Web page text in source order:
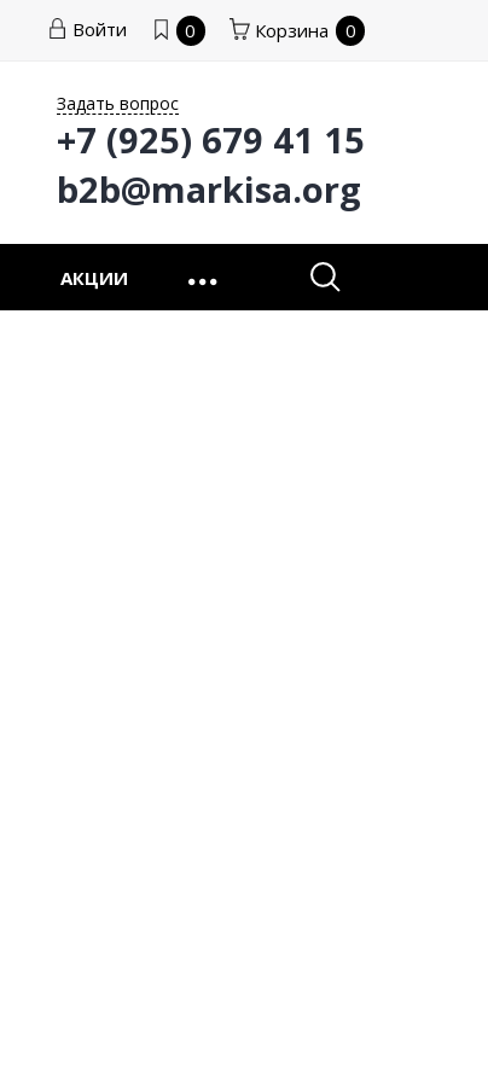
Войти 0 Корзина 0
Задать вопрос
+7 (925) 679 41 15
b2b@markisa.org
АКЦИИ